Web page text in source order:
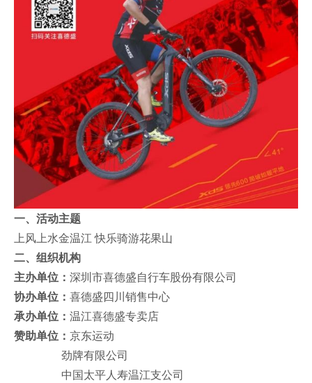
一、活动主题
上风上水金温江 快乐骑游花果山
二、组织机构
主办单位： 深圳市喜德盛自行车股份有限公司
协办单位： 喜德盛四川销售中心
承办单位： 温江喜德盛专卖店
赞助单位： 京东运动
劲牌有限公司
中国太平人寿温江支公司